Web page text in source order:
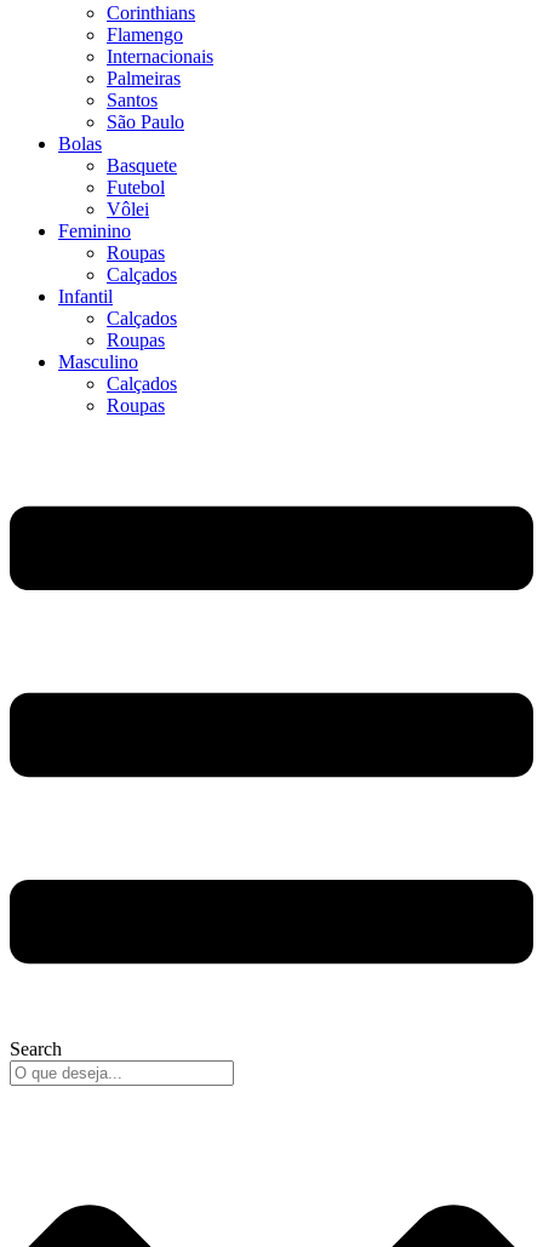
Corinthians
Flamengo
Internacionais
Palmeiras
Santos
São Paulo
Bolas
Basquete
Futebol
Vôlei
Feminino
Roupas
Calçados
Infantil
Calçados
Roupas
Masculino
Calçados
Roupas
Search